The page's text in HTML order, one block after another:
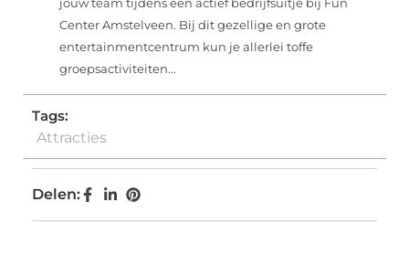
jouw team tijdens een actief bedrijfsuitje bij Fun
Center Amstelveen. Bij dit gezellige en grote
entertainmentcentrum kun je allerlei toffe
groepsactiviteiten...
Tags:
Attracties
Delen: